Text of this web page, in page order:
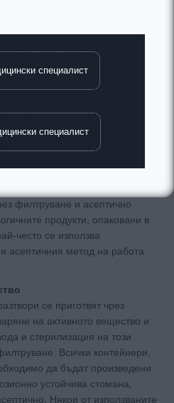
потенциален източник на
е необходимо да бъде
единствено стерилна
филтруване и асептично
продукти, опаковани в
често се използва
асептичния метод на работа.
се приготвят чрез
на активното вещество и
и стерилизация на този
Всички контейнери,
да бъдат произведени
устойчива стомана,
Някои от използваните
специалист
специалист